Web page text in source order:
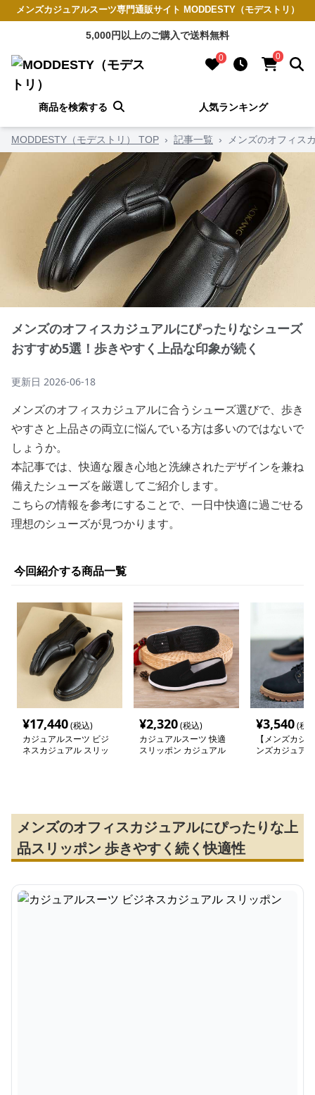
メンズカジュアルスーツ専門通販サイト MODDESTY（モデストリ）
5,000円以上のご購入で送料無料
0 0
商品を検索する 人気ランキング
MODDESTY（モデストリ） TOP › 記事一覧 › メンズのオフィス
メンズのオフィスカジュアルにぴったりなシューズ
おすすめ5選！歩きやすく上品な印象が続く
更新日 2026-06-18
メンズのオフィスカジュアルに合うシューズ選びで、歩き
やすさと上品さの両立に悩んでいる方は多いのではないで
しょうか。
本記事では、快適な履き心地と洗練されたデザインを兼ね
備えたシューズを厳選してご紹介します。
こちらの情報を参考にすることで、一日中快適に過ごせる
理想のシューズが見つかります。
今回紹介する商品一覧
¥17,440(税込)
カジュアルスーツ ビジ
ネスカジュアル スリッ
¥2,320(税込)
カジュアルスーツ 快適
スリッポン カジュアル
¥3,540(税
【メンズカジ
ンズカジュア
メンズのオフィスカジュアルにぴったりな上
品スリッポン 歩きやすく続く快適性